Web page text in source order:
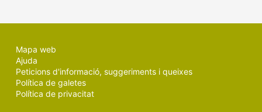
Mapa web
Ajuda
Peticions d'informació, suggeriments i queixes
Política de galetes
Política de privacitat